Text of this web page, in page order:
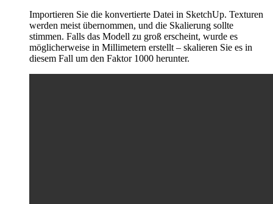
Importieren Sie die konvertierte Datei in SketchUp. Texturen
werden meist übernommen, und die Skalierung sollte
stimmen. Falls das Modell zu groß erscheint, wurde es
möglicherweise in Millimetern erstellt – skalieren Sie es in
diesem Fall um den Faktor 1000 herunter.